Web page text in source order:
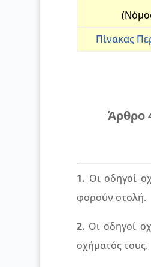
Πίνακας
Άρθρο
1. Οι οδηγοί
φορούν στολή.
2. Οι οδηγοί
οχήματός τους.